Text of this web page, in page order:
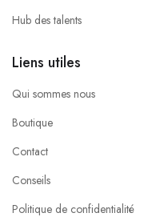
Hub des talents
Liens utiles
Qui sommes nous
Boutique
Contact
Conseils
Politique de confidentialité